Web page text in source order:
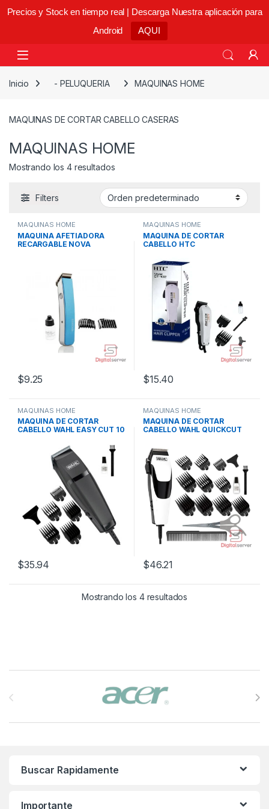
Precios y Stock en tiempo real | Descarga Nuestra aplicación para
Android
AQUI
Skip to navigation
Skip to content
Open
Inicio - PELUQUERIA MAQUINAS HOME
MAQUINAS DE CORTAR CABELLO CASERAS
MAQUINAS HOME
Mostrando los 4 resultados
Filters
MAQUINAS HOME
MAQUINA AFETIADORA
RECARGABLE NOVA
$9.25
MAQUINAS HOME
MAQUINA DE CORTAR
CABELLO HTC
$15.40
MAQUINAS HOME
MAQUINA DE CORTAR
CABELLO WAHL EASY CUT 10
$35.94
MAQUINAS HOME
MAQUINA DE CORTAR
CABELLO WAHL QUICKCUT
$46.21
Mostrando los 4 resultados
Buscar Rapidamente
Importante